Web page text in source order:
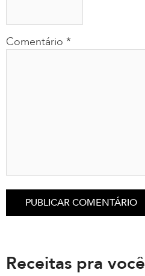
Comentário *
Receitas pra você